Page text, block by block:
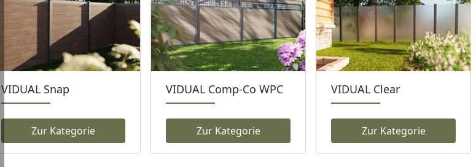
VIDUAL Snap
Zur Kategorie
VIDUAL Comp-Co WPC
Zur Kategorie
VIDUAL Clear
Zur Kategorie